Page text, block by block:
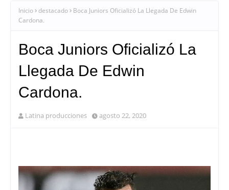
Inicio destacado
Boca Juniors Oficializó La Llegada De Edwin
Cardona.
Boca Juniors Oficializó La
Llegada De Edwin
Cardona.
Latina producciones agosto 22, 2020